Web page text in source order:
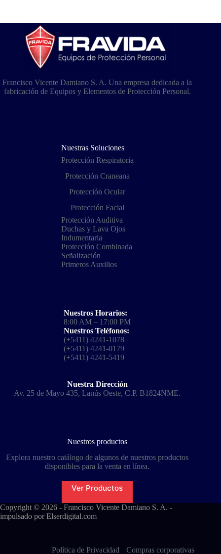
Francisco Vicente Damiano S. A. Una empresa dedicada a la
fabricación de Equipos y Elementos de Protección Personal.
Nuestras Soluciones
Protección Respiratoria
Protección Craneana
Protección Ocular
Protección Facial
Protección Auditiva
Duchas y Lava Ojos
Indumentaria
Protección Combinada
Señalización
Primeros Auxilios
Nuestros Horarios:
8:00 AM – 17:00 PM
Nuestros Teléfonos:
(+5411) 4241-1078
(+5411) 4241-0179
(+5411) 4241-5419
Nuestra Dirección
Av. 25 de Mayo 435, Lanús Oeste, C.P. B1824NME.
Nuestros productos
Explora nuestro catálogo de algunos de nuestros productos
disponibles para la venta en línea.
Ver Productos
Copyright © 2026 - Francisco Vicente Damiano S. A. -
impulsado porElserdigital.com
Política de Privacidad Compras corporativas